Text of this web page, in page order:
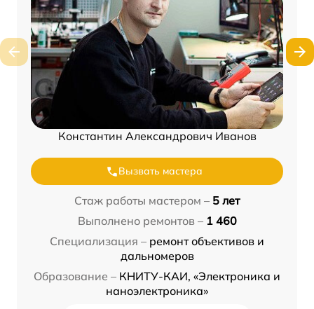
Константин Александрович Иванов
Вызвать мастера
Стаж работы мастером – 5 лет
Выполнено ремонтов – 1 460
Специализация – ремонт объективов и
дальномеров
Образование – КНИТУ-КАИ, «Электроника и
наноэлектроника»